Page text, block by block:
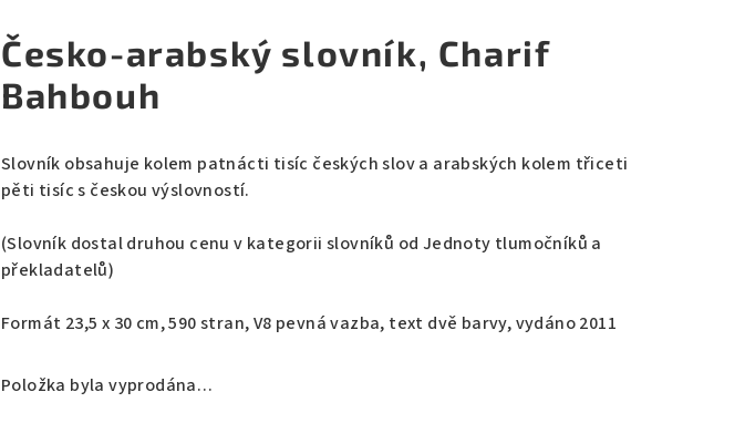
Česko-arabský slovník, Charif
Bahbouh
Slovník obsahuje kolem patnácti tisíc českých slov a arabských kolem třiceti
pěti tisíc s českou výslovností.
(Slovník dostal druhou cenu v kategorii slovníků od Jednoty tlumočníků a
překladatelů)
Formát 23,5 x 30 cm, 590 stran, V8 pevná vazba, text dvě barvy, vydáno 2011
Položka byla vyprodána…